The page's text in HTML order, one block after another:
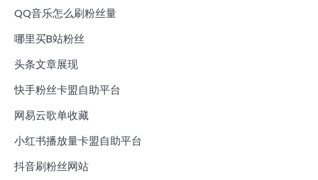
QQ音乐怎么刷粉丝量
哪里买B站粉丝
头条文章展现
快手粉丝卡盟自助平台
网易云歌单收藏
小红书播放量卡盟自助平台
抖音刷粉丝网站